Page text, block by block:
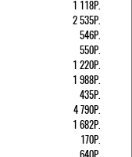
1 118Р.
2 535Р.
546Р.
550Р.
1 220Р.
1 988Р.
435Р.
4 790Р.
1 682Р.
170Р.
640Р.